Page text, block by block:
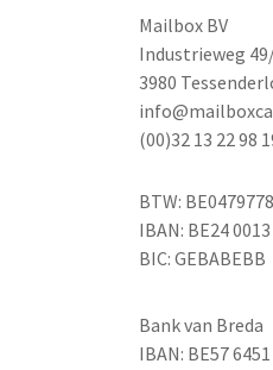
Mailbox BV
Industrieweg
3980
(00)32 13 22 98
BTW:
IBAN: BE24
BIC: GEBABEBB
Bank van Breda
IBAN: BE57